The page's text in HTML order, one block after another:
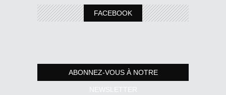
FACEBOOK
ABONNEZ-VOUS À NOTRE
NEWSLETTER